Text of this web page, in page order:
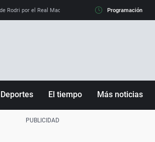
Rodri por el Real Madrid y su 'sí' al Barça La llamada
Programación
Deportes El tiempo Más noticias